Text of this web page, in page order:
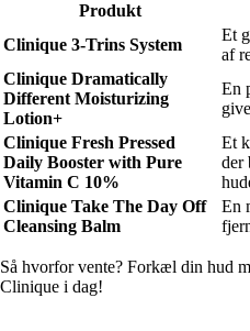
Produkt
Clinique 3-Trins System
Et
af
Clinique Dramatically
Different Moisturizing
Lotion+
En
Clinique Fresh Pressed
Daily Booster with Pure
Vitamin C 10%
Et
der
Clinique Take The Day Off
Cleansing Balm
En
Så hvorfor vente? Forkæl din hud
Clinique i dag!